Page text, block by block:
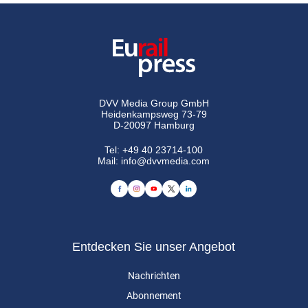
DVV Media Group GmbH
Heidenkampsweg 73-79
D-20097 Hamburg
Tel:+49 40 23714-100
Mail: info@dvvmedia.com
Entdecken Sie unser Angebot
Nachrichten
Abonnement